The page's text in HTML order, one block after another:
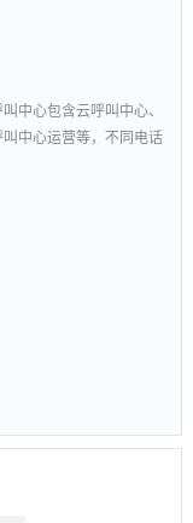
中心包含云呼叫中心、
中心运营等，不同电话